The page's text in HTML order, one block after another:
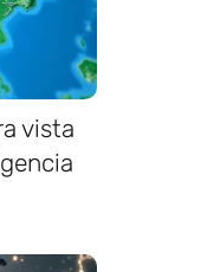
vista